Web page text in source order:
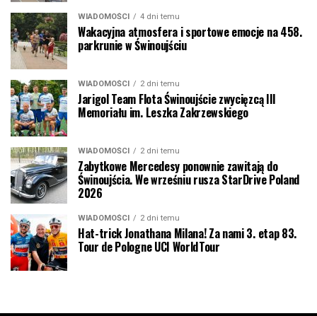
WIADOMOŚCI 4 dni temu
Wakacyjna atmosfera i sportowe emocje na 458.
parkrunie w Świnoujściu
WIADOMOŚCI 2 dni temu
Jarigol Team Flota Świnoujście zwycięzcą III
Memoriału im. Leszka Zakrzewskiego
WIADOMOŚCI 2 dni temu
Zabytkowe Mercedesy ponownie zawitają do
Świnoujścia. We wrześniu rusza StarDrive Poland
2026
WIADOMOŚCI 2 dni temu
Hat-trick Jonathana Milana! Za nami 3. etap 83.
Tour de Pologne UCI WorldTour